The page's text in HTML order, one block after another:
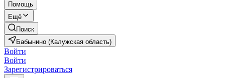
Помощь
Ещё
Поиск
Бабынино (Калужская область)
Войти
Войти
Зарегистрироваться